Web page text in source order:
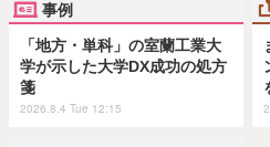
事例
「地方・単科」の室蘭工業大
学が示した大学DX成功の処方
箋
2026.8.4 Tue 12:15